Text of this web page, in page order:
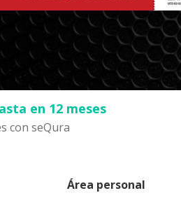
en 12 meses
con seQura
Área personal